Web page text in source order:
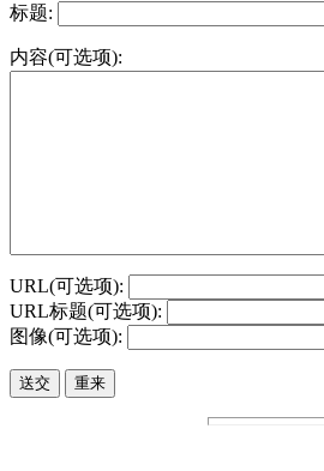
标题:
内容(可选项):
URL(可选项):
URL标题(可选项):
图像(可选项):